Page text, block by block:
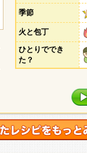
季節
火と包丁
ひとりででき
た？